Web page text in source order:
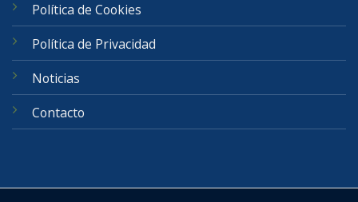
Política de Cookies
Política de Privacidad
Noticias
Contacto